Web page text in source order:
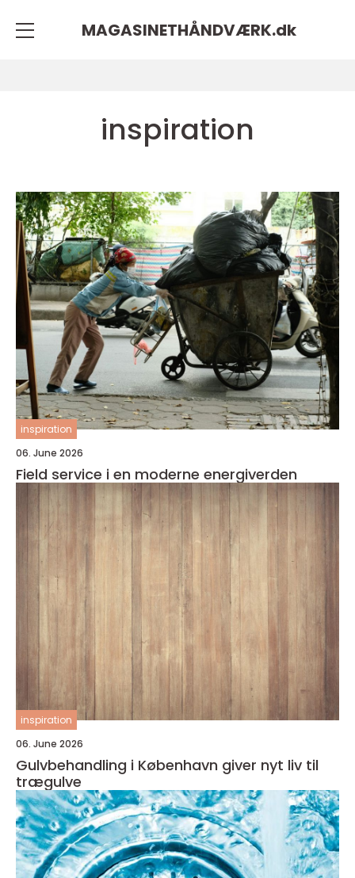
MAGASINETHÅNDVÆRK.dk
inspiration
inspiration
06. June 2026
Field service i en moderne energiverden
inspiration
06. June 2026
Gulvbehandling i København giver nyt liv til
trægulve